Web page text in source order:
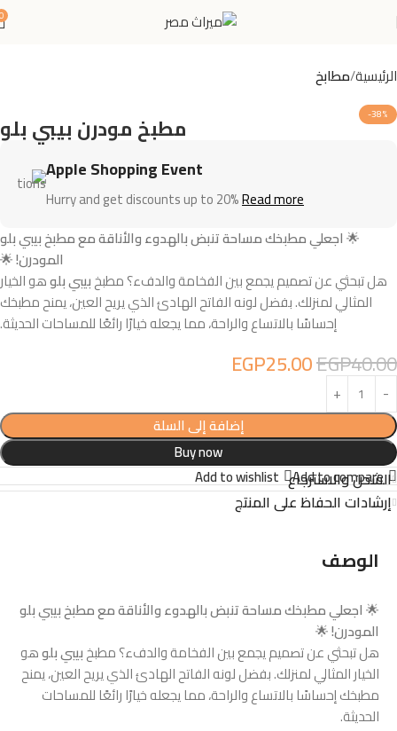
الرئيسية مطابخ
-38% مطبخ مودرن بيبي بلو
Apple Shopping Event
Hurry and get discounts up to 20%Read more
🌟اجعلي مطبخك مساحة تنبض بالهدوء والأناقة مع مطبخ بيبي بلو
المودرن!🌟
هل تبحثي عن تصميم يجمع بين الفخامة والدفء؟ مطبخبيبي بلوهو الخيار
المثالي لمنزلك. بفضل لونه الفاتح الهادئ الذي يريح العين، يمنح مطبخك
إحساسًا بالاتساع والراحة، مما يجعله خيارًا رائعًا للمساحات الحديثة.
EGP40.00
EGP25.00
إضافة إلى السلة
Buy now
Add to compare
Add to wishlist الشحن والاسترجاع
إرشادات الحفاظ على المنتج
الوصف
🌟اجعلي مطبخك مساحة تنبض بالهدوء والأناقة مع مطبخ بيبي بلو
المودرن!🌟
هل تبحثي عن تصميم يجمع بين الفخامة والدفء؟ مطبخبيبي بلوهو
الخيار المثالي لمنزلك. بفضل لونه الفاتح الهادئ الذي يريح العين، يمنح
مطبخك إحساسًا بالاتساع والراحة، مما يجعله خيارًا رائعًا للمساحات
الحديثة.